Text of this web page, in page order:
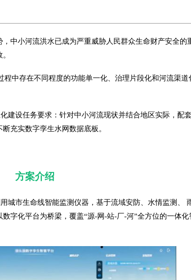
中小河流洪水已成为严重威胁人民群众生命财产安全
中存在不同程度的功能单一化、治理片段化和河流渠
建设任务要求：针对中小河流现状并结合地区实际，配
充实数字孪生水网数据底板。
方案介绍
城市生命线智能监测仪器，基于流域安防、水情监测、
字化平台为桥梁，覆盖“源-网-站-厂-河”全方位的一体